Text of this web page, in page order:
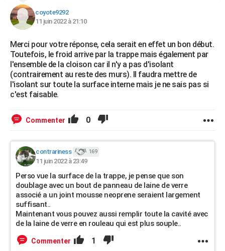
coyote9292
11 juin 2022 à 21:10
Merci pour votre réponse, cela serait en effet un bon début.
Toutefois, le froid arrive par la trappe mais également par
l'ensemble de la cloison car il n'y a pas d'isolant
(contrairement au reste des murs). Il faudra mettre de
l'isolant sur toute la surface interne mais je ne sais pas si
c'est faisable.
Commenter 0
contrariness 169
11 juin 2022 à 23:49
Perso vue la surface de la trappe, je pense que son
doublage avec un bout de panneau de laine de verre
associé a un joint mousse neoprene seraient largement
suffisant..
Maintenant vous pouvez aussi remplir toute la cavité avec
de la laine de verre en rouleau qui est plus souple..
Commenter 1